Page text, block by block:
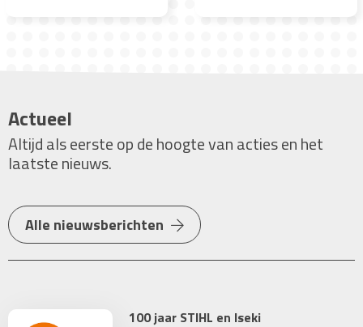
Actueel
Altijd als eerste op de hoogte van acties en het
laatste nieuws.
Alle nieuwsberichten
100 jaar STIHL en Iseki